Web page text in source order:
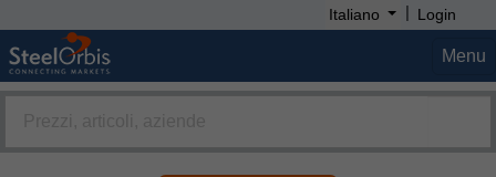
Italiano | Login
Menu